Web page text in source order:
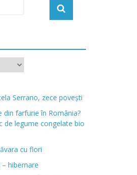
Serrano, zece povești
din farfurie în România?
de legume congelate bio
cu flori
– hibernare